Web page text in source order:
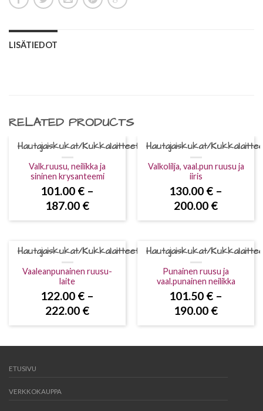
LISÄTIEDOT
RELATED PRODUCTS
Hautajaiskukat/Kukkalaitteet
Valk.ruusu, neilikka ja
sininen krysanteemi
101.00 € –
187.00 €
Hautajaiskukat/
Valkolilja, vaal.pun ruusu ja
iiris
130.00 € –
200.00 €
Hautajaiskukat/Kukkalaitteet
Vaaleanpunainen ruusu-
laite
122.00 € –
222.00 €
Hautajaiskukat/
Punainen ruusu ja
vaal.punainen neilikka
101.50 € –
190.00 €
ETUSIVU
VERKKOKAUPPA